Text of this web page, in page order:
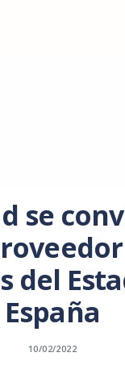
se
del
España
10/02/2022